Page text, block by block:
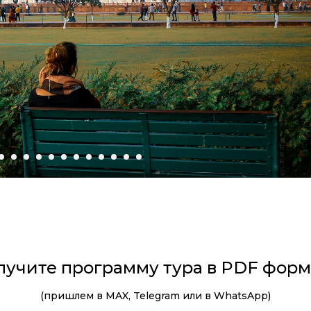
программу тура в PDF
(пришлем в MAX, Telegram или в WhatsApp)